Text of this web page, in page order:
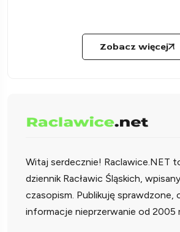
Zobacz więcej
Witaj serdecznie! Raclawice.NET
dziennik Racławic Śląskich,
czasopism. Publikuję sprawdzone,
informacje nieprzerwanie od 2005